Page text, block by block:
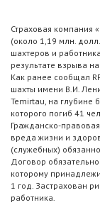
Страховая компания
(около 1,19 млн.
шахтеров и
результате взрыва
Как ранее сообщал
шахты имени В.И.
Temirtau, на глубине
которого погиб 41
Гражданско-
вреда жизни и
(служебных)
Договор
которому
1 год. Застрахован
работника.